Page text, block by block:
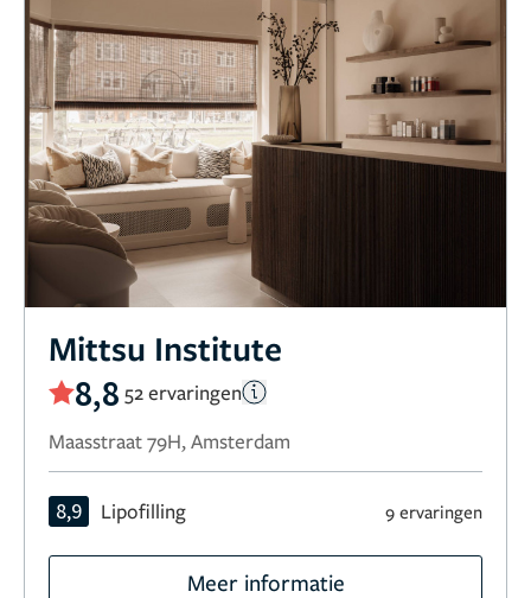
Mittsu Institute
8,8 52 ervaringen
Maasstraat 79H, Amsterdam
8,9 Lipofilling 9 ervaringen
Meer informatie